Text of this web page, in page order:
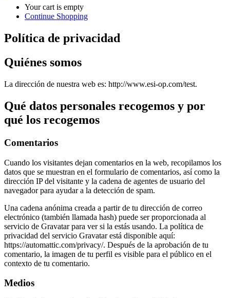
Your cart is empty
Continue Shopping
Política de privacidad
Quiénes somos
La dirección de nuestra web es: http://www.esi-op.com/test.
Qué datos personales recogemos y por
qué los recogemos
Comentarios
Cuando los visitantes dejan comentarios en la web, recopilamos los
datos que se muestran en el formulario de comentarios, así como la
dirección IP del visitante y la cadena de agentes de usuario del
navegador para ayudar a la detección de spam.
Una cadena anónima creada a partir de tu dirección de correo
electrónico (también llamada hash) puede ser proporcionada al
servicio de Gravatar para ver si la estás usando. La política de
privacidad del servicio Gravatar está disponible aquí:
https://automattic.com/privacy/. Después de la aprobación de tu
comentario, la imagen de tu perfil es visible para el público en el
contexto de tu comentario.
Medios